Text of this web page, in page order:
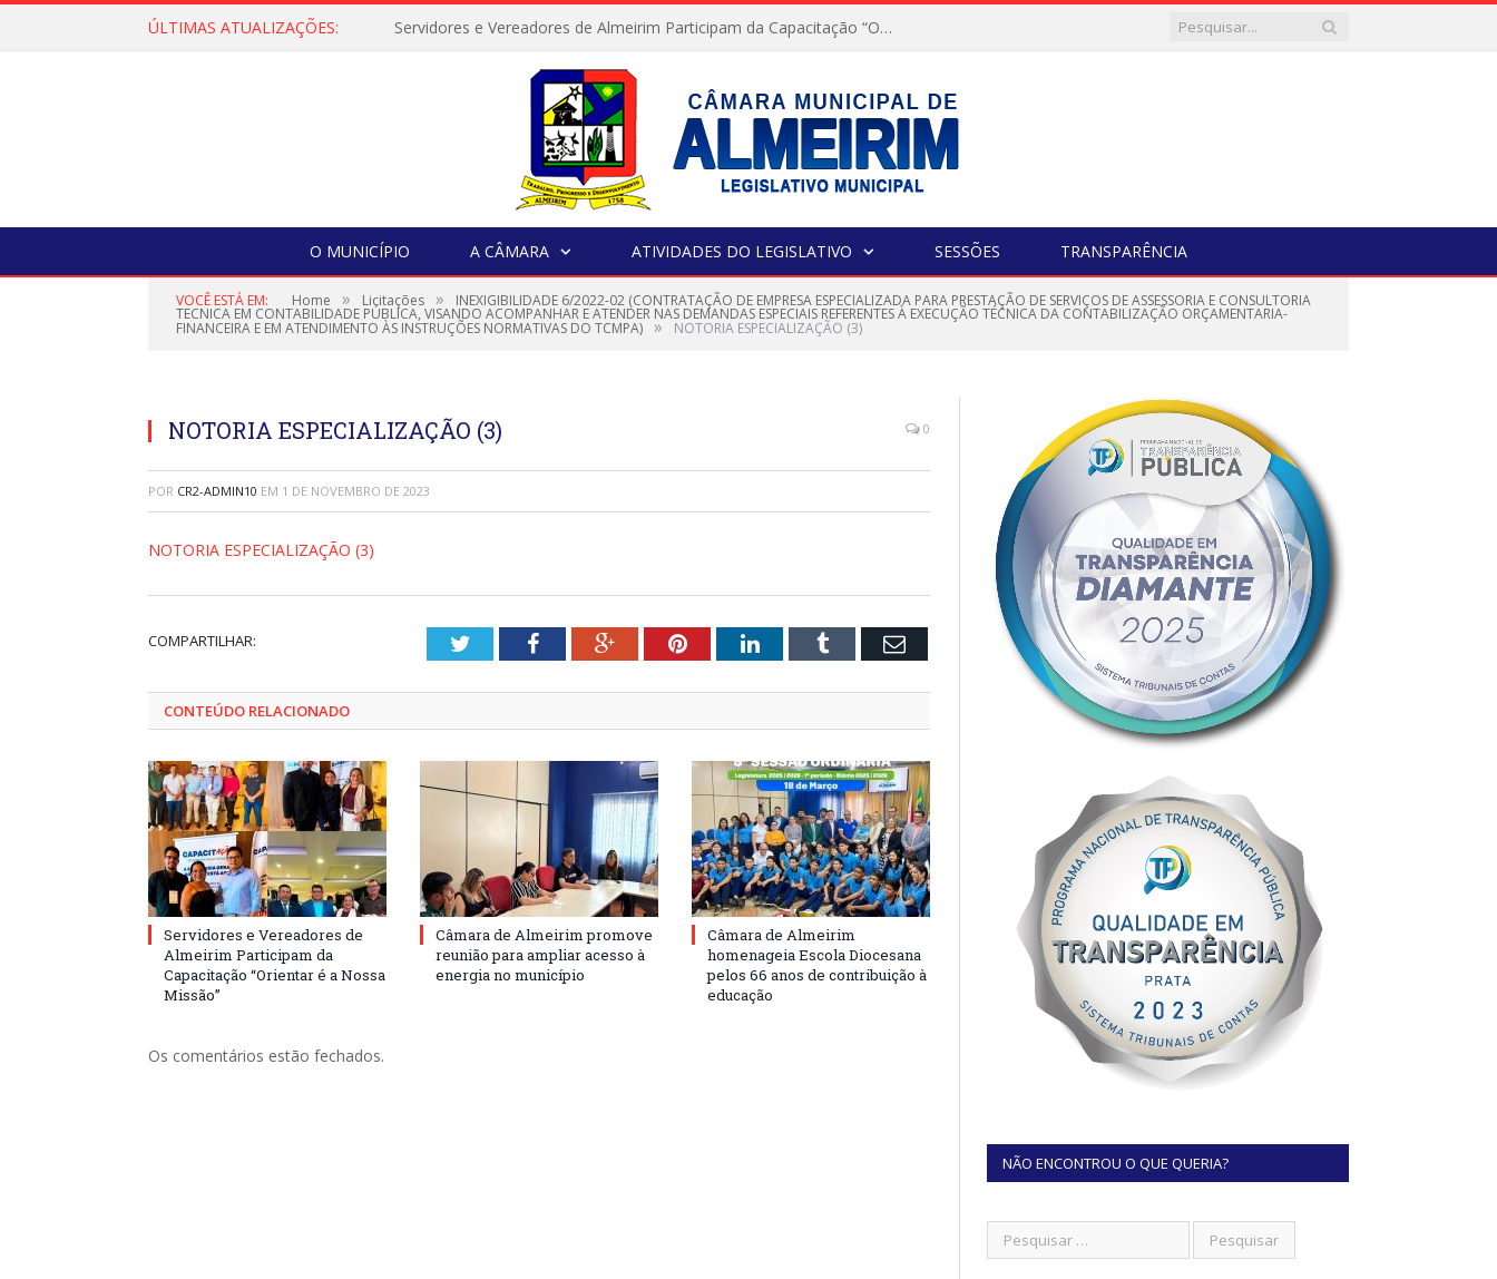
ÚLTIMAS ATUALIZAÇÕES: Servidores e Vereadores de Almeirim Participam da Capacitação “Orientar é a Nossa Missão”
O MUNICÍPIO A CÂMARA ATIVIDADES DO LEGISLATIVO SESSÕES TRANSPARÊNCIA
VOCÊ ESTÁ EM: Home » Licitações » INEXIGIBILIDADE 6/2022-02 (CONTRATAÇÃO DE EMPRESA ESPECIALIZADA PARA PRESTAÇÃO DE SERVIÇOS DE ASSESSORIA E CONSULTORIA
TECNICA EM CONTABILIDADE PÚBLICA, VISANDO ACOMPANHAR E ATENDER NAS DEMANDAS ESPECIAIS REFERENTES À EXECUÇÃO TÉCNICA DA CONTABILIZAÇÃO ORÇAMENTARIA-
FINANCEIRA E EM ATENDIMENTO ÀS INSTRUÇÕES NORMATIVAS DO TCMPA) » NOTORIA ESPECIALIZAÇÃO (3)
NOTORIA ESPECIALIZAÇÃO (3) 0
POR CR2-ADMIN10 EM 1 DE NOVEMBRO DE 2023
NOTORIA ESPECIALIZAÇÃO (3)
COMPARTILHAR: TwitterFacebookGoogle+PinterestLinkedInTumblr Email
CONTEÚDO RELACIONADO
Servidores e Vereadores de
Almeirim Participam da
Capacitação “Orientar é a Nossa
Missão”
Câmara de Almeirim promove
reunião para ampliar acesso à
energia no município
Câmara de Almeirim
homenageia Escola Diocesana
pelos 66 anos de contribuição à
educação
Os comentários estão fechados.
NÃO ENCONTROU O QUE QUERIA?